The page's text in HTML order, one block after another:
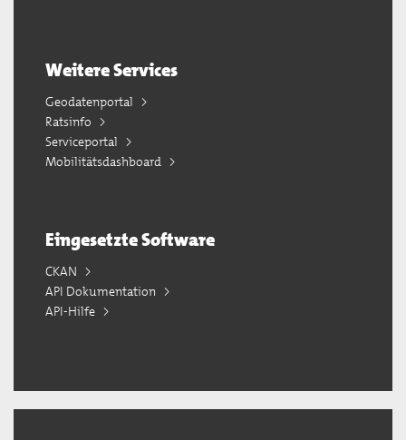
Weitere Services
Geodatenportal
Ratsinfo
Serviceportal
Mobilitätsdashboard
Eingesetzte Software
CKAN
API Dokumentation
API-Hilfe